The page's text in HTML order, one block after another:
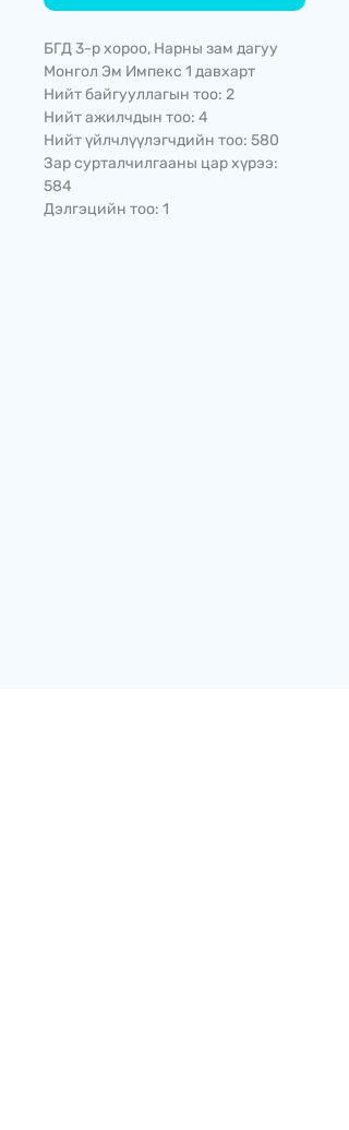
БГД 3-р хороо, Нарны зам дагуу
Монгол Эм Импекс 1 давхарт
Нийт байгууллагын тоо: 2
Нийт ажилчдын тоо: 4
Нийт үйлчлүүлэгчдийн тоо: 580
Зар сурталчилгааны цар хүрээ:
584
Дэлгэцийн тоо: 1